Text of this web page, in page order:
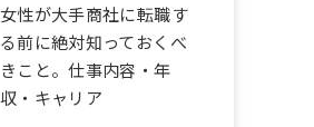
女性が大手商社に転職す
る前に絶対知っておくべ
きこと。仕事内容・年
収・キャリア